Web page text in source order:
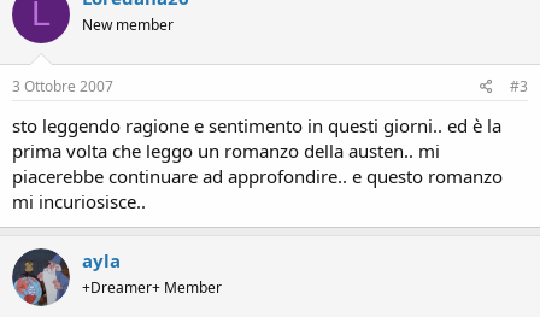
L New member
3 Ottobre 2007 #3
sto leggendo ragione e sentimento in questi giorni.. ed è la
prima volta che leggo un romanzo della austen.. mi
piacerebbe continuare ad approfondire.. e questo romanzo
mi incuriosisce..
ayla
+Dreamer+ Member